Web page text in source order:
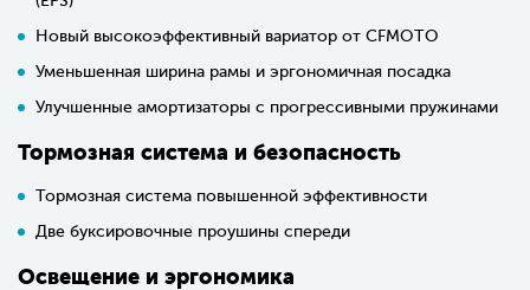
Новый высокоэффективный вариатор от CFMOTO
Уменьшенная ширина рамы и эргономичная посадка
Улучшенные амортизаторы с прогрессивными пружинами
Тормозная система и безопасность
Тормозная система повышенной эффективности
Две буксировочные проушины спереди
Освещение и эргономика